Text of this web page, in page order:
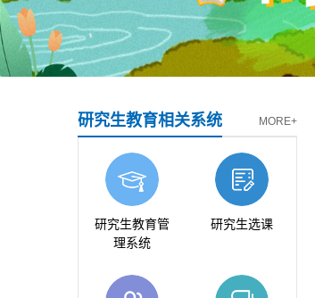
研究生教育相关系统 MORE+
研究生教育管
理系统
研究生选课